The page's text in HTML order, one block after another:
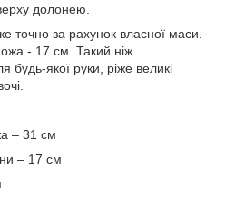
долонею.
точно за рахунок власної маси.
- 17 см. Такий ніж
будь-якої руки, ріже великі
– 31 см
– 17 см